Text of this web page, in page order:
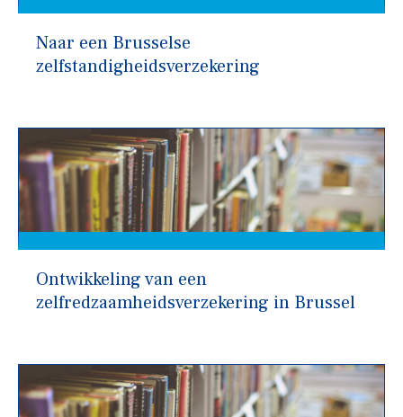
Naar een Brusselse
zelfstandigheidsverzekering
Ontwikkeling van een
zelfredzaamheidsverzekering in Brussel